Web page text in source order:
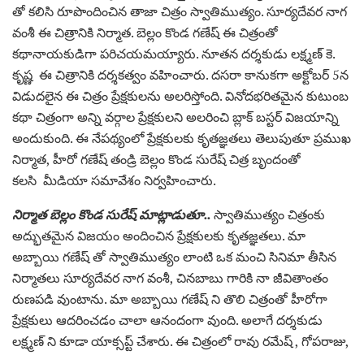
తో కలిసి రూపొందించిన తాజా చిత్రం స్వాతిముత్యం. సూర్యదేవర నాగ
వంశీ ఈ చిత్రానికి నిర్మాత. బెల్లం కొండ గణేష్ ఈ చిత్రంతో
కథానాయకుడిగా పరిచయమయ్యారు. నూతన దర్శకుడు లక్ష్మణ్ కె.
కృష్ణ ఈ చిత్రానికి దర్శకత్వం వహించారు. దసరా కానుకగా అక్టోబర్ 5న
విడుదలైన ఈ చిత్రం ప్రేక్షకులను అలరిస్తోంది. వినోదభరితమైన కుటుంబ
కథా చిత్రంగా అన్ని వర్గాల ప్రేక్షకులని అలరించి బ్లాక్ బస్టర్ విజయాన్ని
అందుకుంది. ఈ నేపథ్యంలో ప్రేక్షకులకు కృతజ్ఞతలు తెలుపుతూ ప్రముఖ
నిర్మాత, హీరో గణేష్ తండ్రి బెల్లం కొండ సురేష్ చిత్ర బృందంతో
కలసి మీడియా సమావేశం నిర్వహించారు.
నిర్మాత బెల్లం కొండ సురేష్ మాట్లాడుతూ..స్వాతిముత్యం చిత్రంకు
అద్భుతమైన విజయం అందించిన ప్రేక్షకులకు కృతజ్ఞతలు. మా
అబ్బాయి గణేష్ తో స్వాతిముత్యం లాంటి ఒక మంచి సినిమా తీసిన
నిర్మాతలు సూర్యదేవర నాగ వంశీ, చినబాబు గారికి నా జీవితాంతం
రుణపడి వుంటాను. మా అబ్బాయి గణేష్ ని తొలి చిత్రంతో హీరోగా
ప్రేక్షకులు ఆదరించడం చాలా ఆనందంగా వుంది. అలాగే దర్శకుడు
లక్ష్మణ్ ని కూడా యాక్సప్ట్ చేశారు. ఈ చిత్రంలో రావు రమేష్ , గోపరాజు,